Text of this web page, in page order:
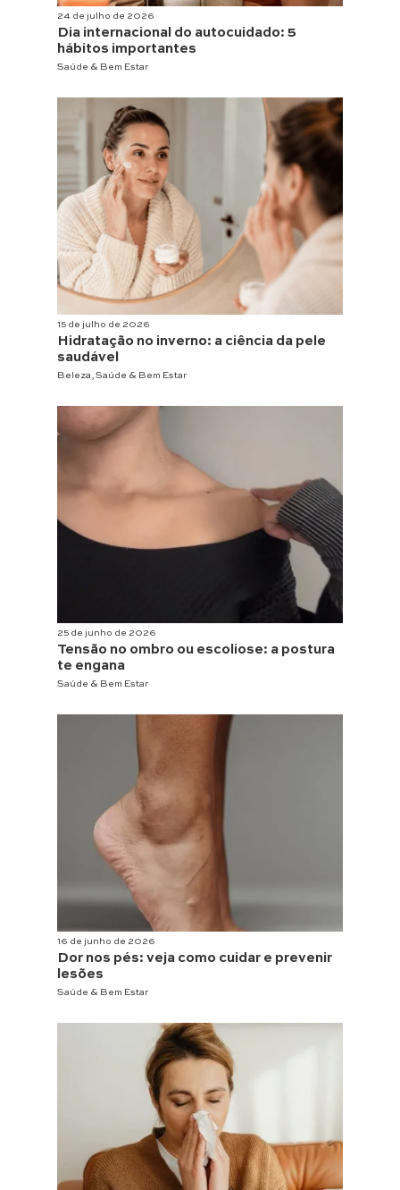
24 de julho de 2026
Dia internacional do autocuidado: 5
hábitos importantes
Saúde & Bem Estar
15 de julho de 2026
Hidratação no inverno: a ciência da pele
saudável
Beleza , Saúde & Bem Estar
25 de junho de 2026
Tensão no ombro ou escoliose: a postura
te engana
Saúde & Bem Estar
16 de junho de 2026
Dor nos pés: veja como cuidar e prevenir
lesões
Saúde & Bem Estar